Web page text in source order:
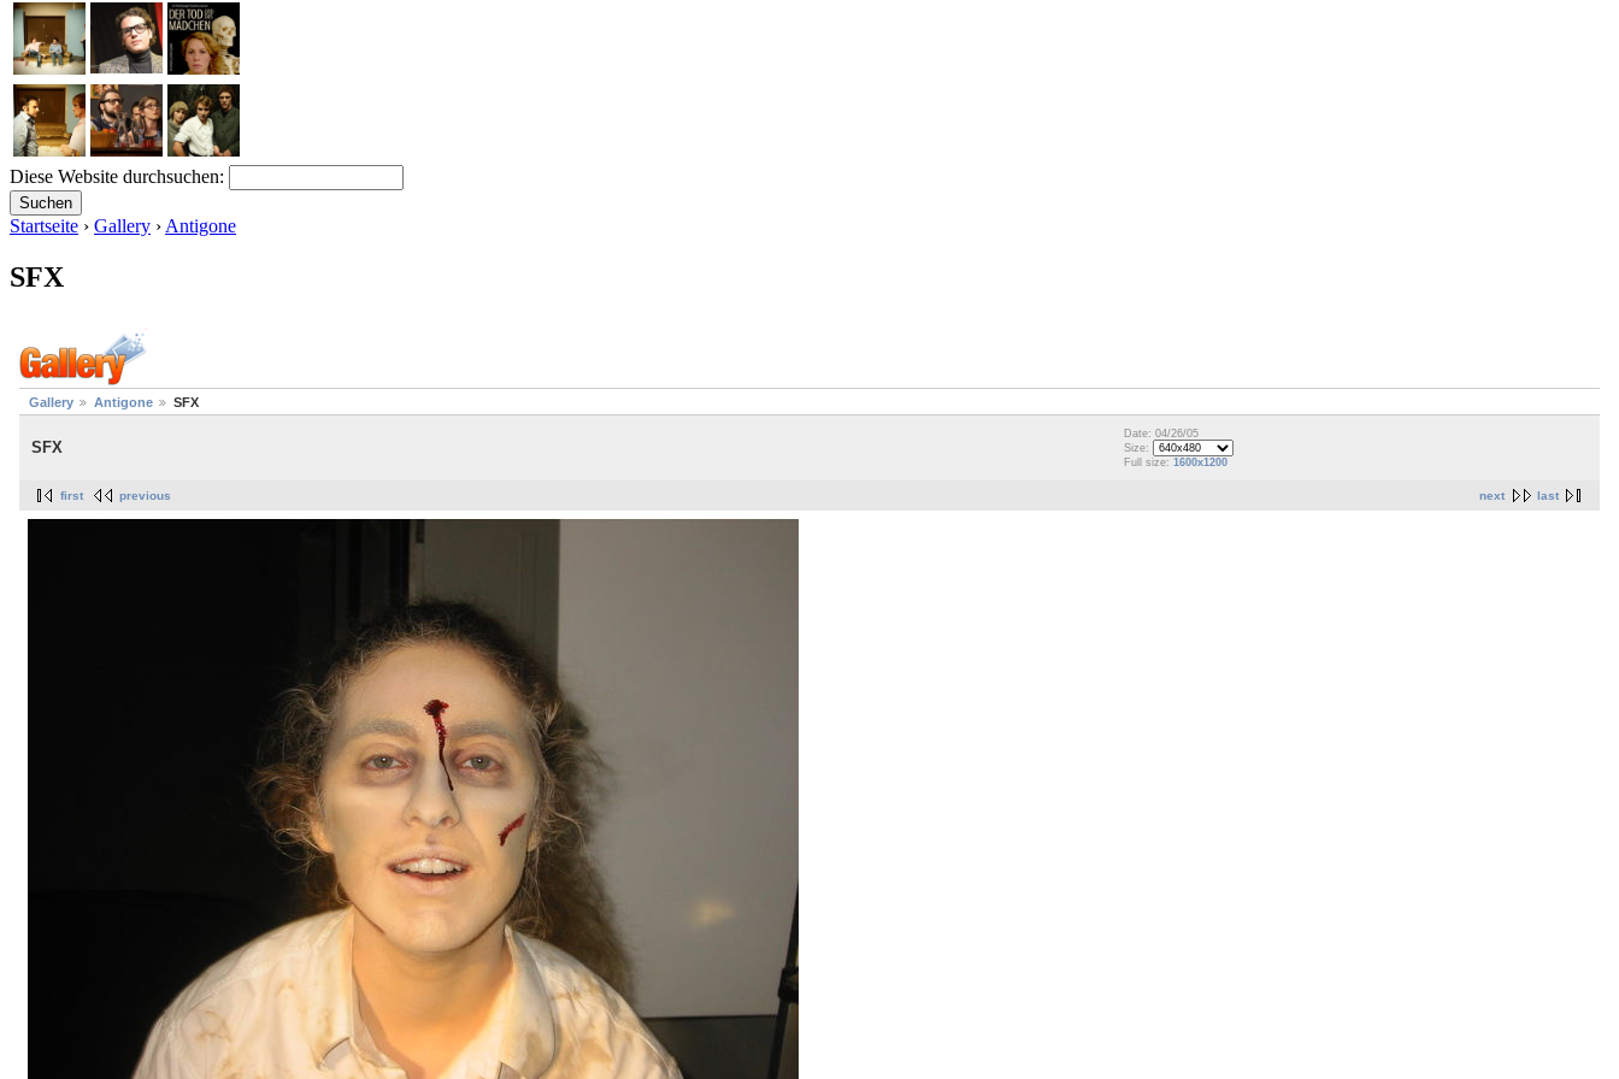
Diese Website durchsuchen:
Startseite › Gallery › Antigone
SFX
Gallery Antigone SFX
SFX
Date: 04/26/05
Size:
Full size: 1600x1200
next last
first previous